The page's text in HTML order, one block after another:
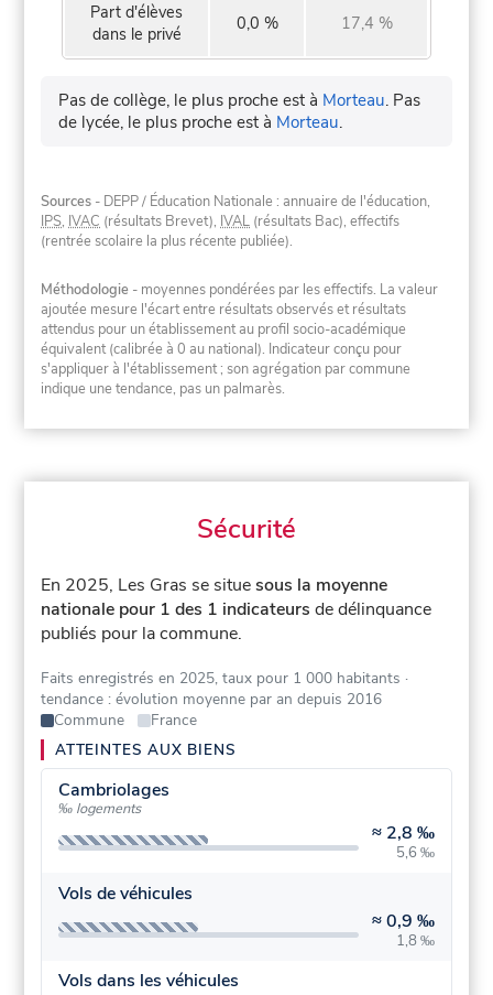
Part d'élèves
dans le privé
0,0 % 17,4 %
Pas de collège, le plus proche est à Morteau. Pas
de lycée, le plus proche est à Morteau.
Sources - DEPP / Éducation Nationale : annuaire de l'éducation,
IPS, IVAC (résultats Brevet), IVAL (résultats Bac), effectifs
(rentrée scolaire la plus récente publiée).
Méthodologie - moyennes pondérées par les effectifs. La valeur
ajoutée mesure l'écart entre résultats observés et résultats
attendus pour un établissement au profil socio-académique
équivalent (calibrée à 0 au national). Indicateur conçu pour
s'appliquer à l'établissement ; son agrégation par commune
indique une tendance, pas un palmarès.
Sécurité
En 2025, Les Gras se situesous la moyenne
nationale pour 1 des 1 indicateurs de délinquance
publiés pour la commune.
Faits enregistrés en 2025, taux pour 1 000 habitants ·
tendance : évolution moyenne par an depuis 2016
Commune
France
ATTEINTES AUX BIENS
Cambriolages
‰ logements
≈ 2,8 ‰
5,6 ‰
Vols de véhicules
≈0,9 ‰
1,8 ‰
Vols dans les véhicules